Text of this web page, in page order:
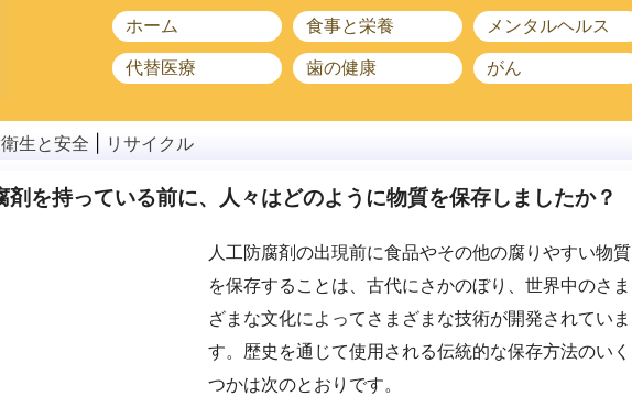
ホーム 食事と栄養 メンタルヘルス
代替医療
歯の健康 がん
生と安全 リサイクル
剤を持っている前に、人々はどのように物質を保存しましたか？
人工防腐剤の出現前に食品やその他の腐りやすい物質
を保存することは、古代にさかのぼり、世界中のさま
ざまな文化によってさまざまな技術が開発されていま
す。歴史を通じて使用される伝統的な保存方法のいく
つかは次のとおりです。